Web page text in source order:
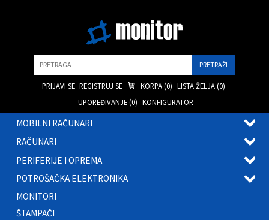
PRIJAVI SE REGISTRUJ SE KORPA (0) LISTA ŽELJA (0)
UPOREĐIVANJE (0) KONFIGURATOR
MOBILNI RAČUNARI
RAČUNARI
PERIFERIJE I OPREMA
POTROŠAČKA ELEKTRONIKA
MONITORI
ŠTAMPAČI